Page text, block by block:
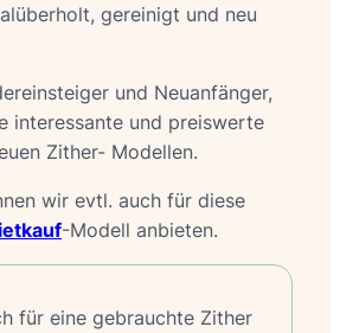
gereinigt und neu
und Neuanfänger,
interessante und preiswerte
Zither- Modellen.
wir evtl. auch für diese
-Modell anbieten.
für eine gebrauchte Zither